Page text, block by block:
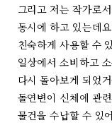
그리고 저는 작가로
동시에 하고 있는데
친숙하게 사용할 수
일상에서 소비하고
다시 돌아보게 되었
돌연변이 신체에 관
물건을 수납할 수 있